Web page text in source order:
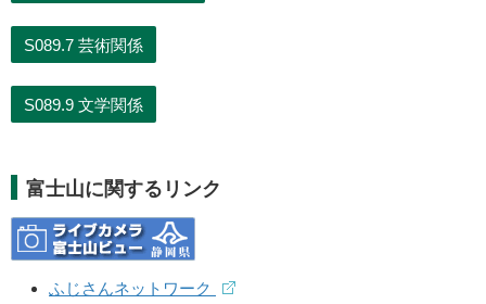
富士山に関するリンク
ふじさんネットワーク